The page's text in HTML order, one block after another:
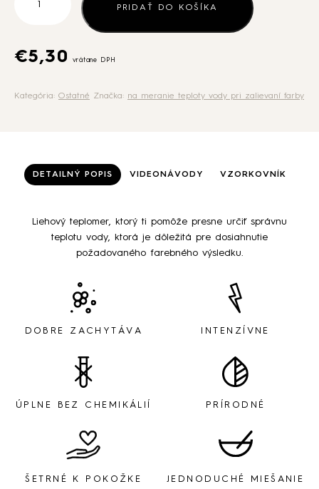
Teplomer
PRIDAŤ DO KOŠÍKA
€5,30 vrátane DPH
Kategória: Ostatné Značka: na meranie teploty vody pri zalievaní farby
DETAILNÝ POPIS VIDEONÁVODY VZORKOVNÍK
Liehový teplomer, ktorý ti pomôže presne určiť správnu
teplotu vody, ktorá je dôležitá pre dosiahnutie
požadovaného farebného výsledku.
DOBRE ZACHYTÁVA INTENZÍVNE
ÚPLNE BEZ CHEMIKÁLIÍ PRÍRODNÉ
ŠETRNÉ K POKOŽKE JEDNODUCHÉ MIEŠANIE